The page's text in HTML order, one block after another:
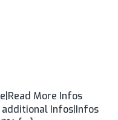
More Infos
additional Infos|Infos